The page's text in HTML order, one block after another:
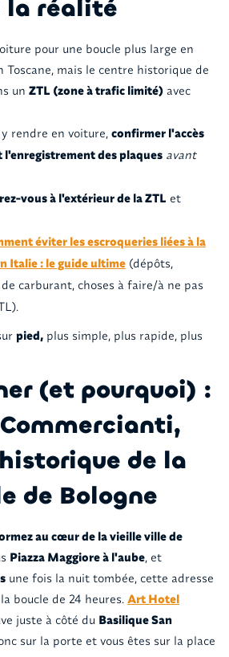
la réalité
pour une boucle plus large en
Toscane, mais le centre historique de
un ZTL (zone à trafic limité)avec
y rendre en voiture, confirmer l'accès
l'enregistrement des plaques avant
vous à l'extérieur de la ZTL et
éviter les escroqueries liées à la
Italie : le guide ultime(dépôts,
carburant, choses à faire/à ne pas
pied,plus simple, plus rapide, plus
(et pourquoi) :
de la
de Bologne
au cœur de la vieille ville de
Piazza Maggiore à l'aube, et
une fois la nuit tombée, cette adresse
boucle de 24 heures. Art Hotel
juste à côté du Basilique San
sur la porte et vous êtes sur la place